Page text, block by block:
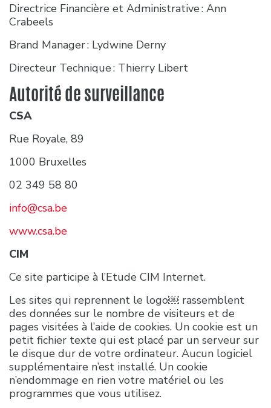
Directrice Financière et Administrative : Ann
Crabeels
Brand Manager : Lydwine Derny
Directeur Technique : Thierry Libert
Autorité de surveillance
CSA
Rue Royale, 89
1000 Bruxelles
02 349 58 80
info@csa.be
www.csa.be
CIM
Ce site participe à l’Etude CIM Internet.
Les sites qui reprennent le logo￼ rassemblent
des données sur le nombre de visiteurs et de
pages visitées à l’aide de cookies. Un cookie est un
petit fichier texte qui est placé par un serveur sur
le disque dur de votre ordinateur. Aucun logiciel
supplémentaire n’est installé. Un cookie
n’endommage en rien votre matériel ou les
programmes que vous utilisez.